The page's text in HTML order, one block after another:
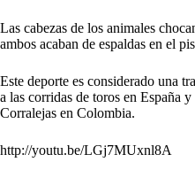
Las cabezas de los animales
ambos acaban de espaldas en el
Este deporte es considerado una
a las corridas de toros en España
Corralejas en Colombia.
http://youtu.be/LGj7MUxnl8A